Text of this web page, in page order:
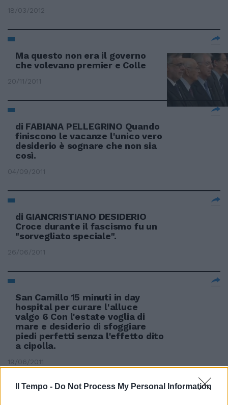
Il Tempo - Do Not Process My Personal Information
18/03/2012
Ma questo non era il governo
che volevano premier e Colle
20/11/2011
di FABIANA PELLEGRINO Quando
finiscono le vacanze l'unico vero
desiderio è sognare che non sia
così.
04/09/2011
di GIANCRISTIANO DESIDERIO
Croce durante il fascismo fu un
"sorvegliato speciale".
26/06/2011
San Camillo 15 minuti in day
hospital per curare l'alluce
valgo 6 Con l'estate voglia di
mare e desiderio di sfoggiare
piedi perfetti senza l'effetto dito
a cipolla.
19/06/2011